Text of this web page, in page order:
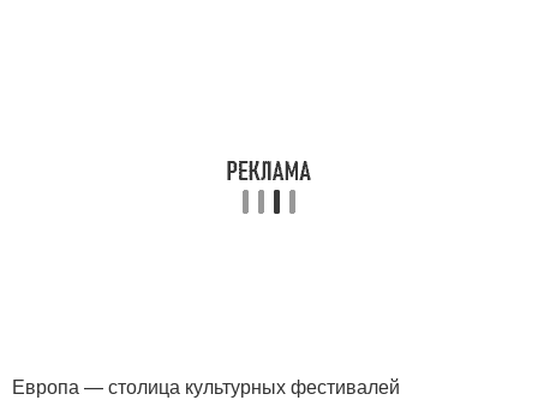
Европа — столица культурных фестивалей